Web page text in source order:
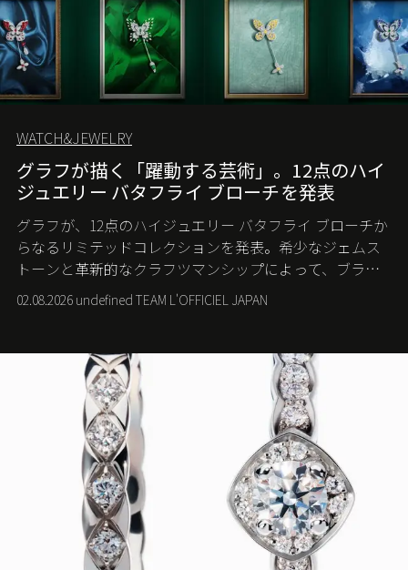
WATCH&JEWELRY
グラフが描く「躍動する芸術」。12点のハイ
ジュエリー バタフライ ブローチを発表
グラフが、12点のハイジュエリー バタフライ ブローチか
らなるリミテッドコレクションを発表。希少なジェムス
トーンと革新的なクラフツマンシップによって、ブラン
ドを象徴するバタフライに新たな生命を吹き込む。
02.08.2026 undefined TEAM L'OFFICIEL JAPAN